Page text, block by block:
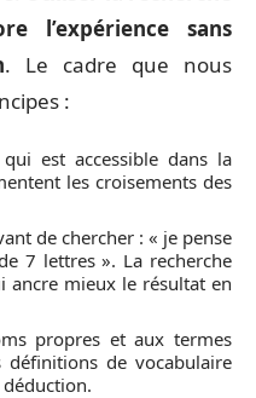
l’expérience sans
. Le cadre que nous
:
est accessible dans la
les croisements des
de chercher : « je pense
7 lettres ». La recherche
mieux le résultat en
propres et aux termes
définitions de vocabulaire